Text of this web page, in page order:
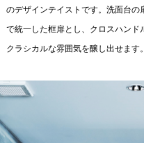
のデザインテイストです。洗面台
で統一した框扉とし、クロスハンド
クラシカルな雰囲気を醸し出せます。